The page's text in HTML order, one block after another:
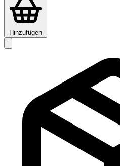
Hinzufügen